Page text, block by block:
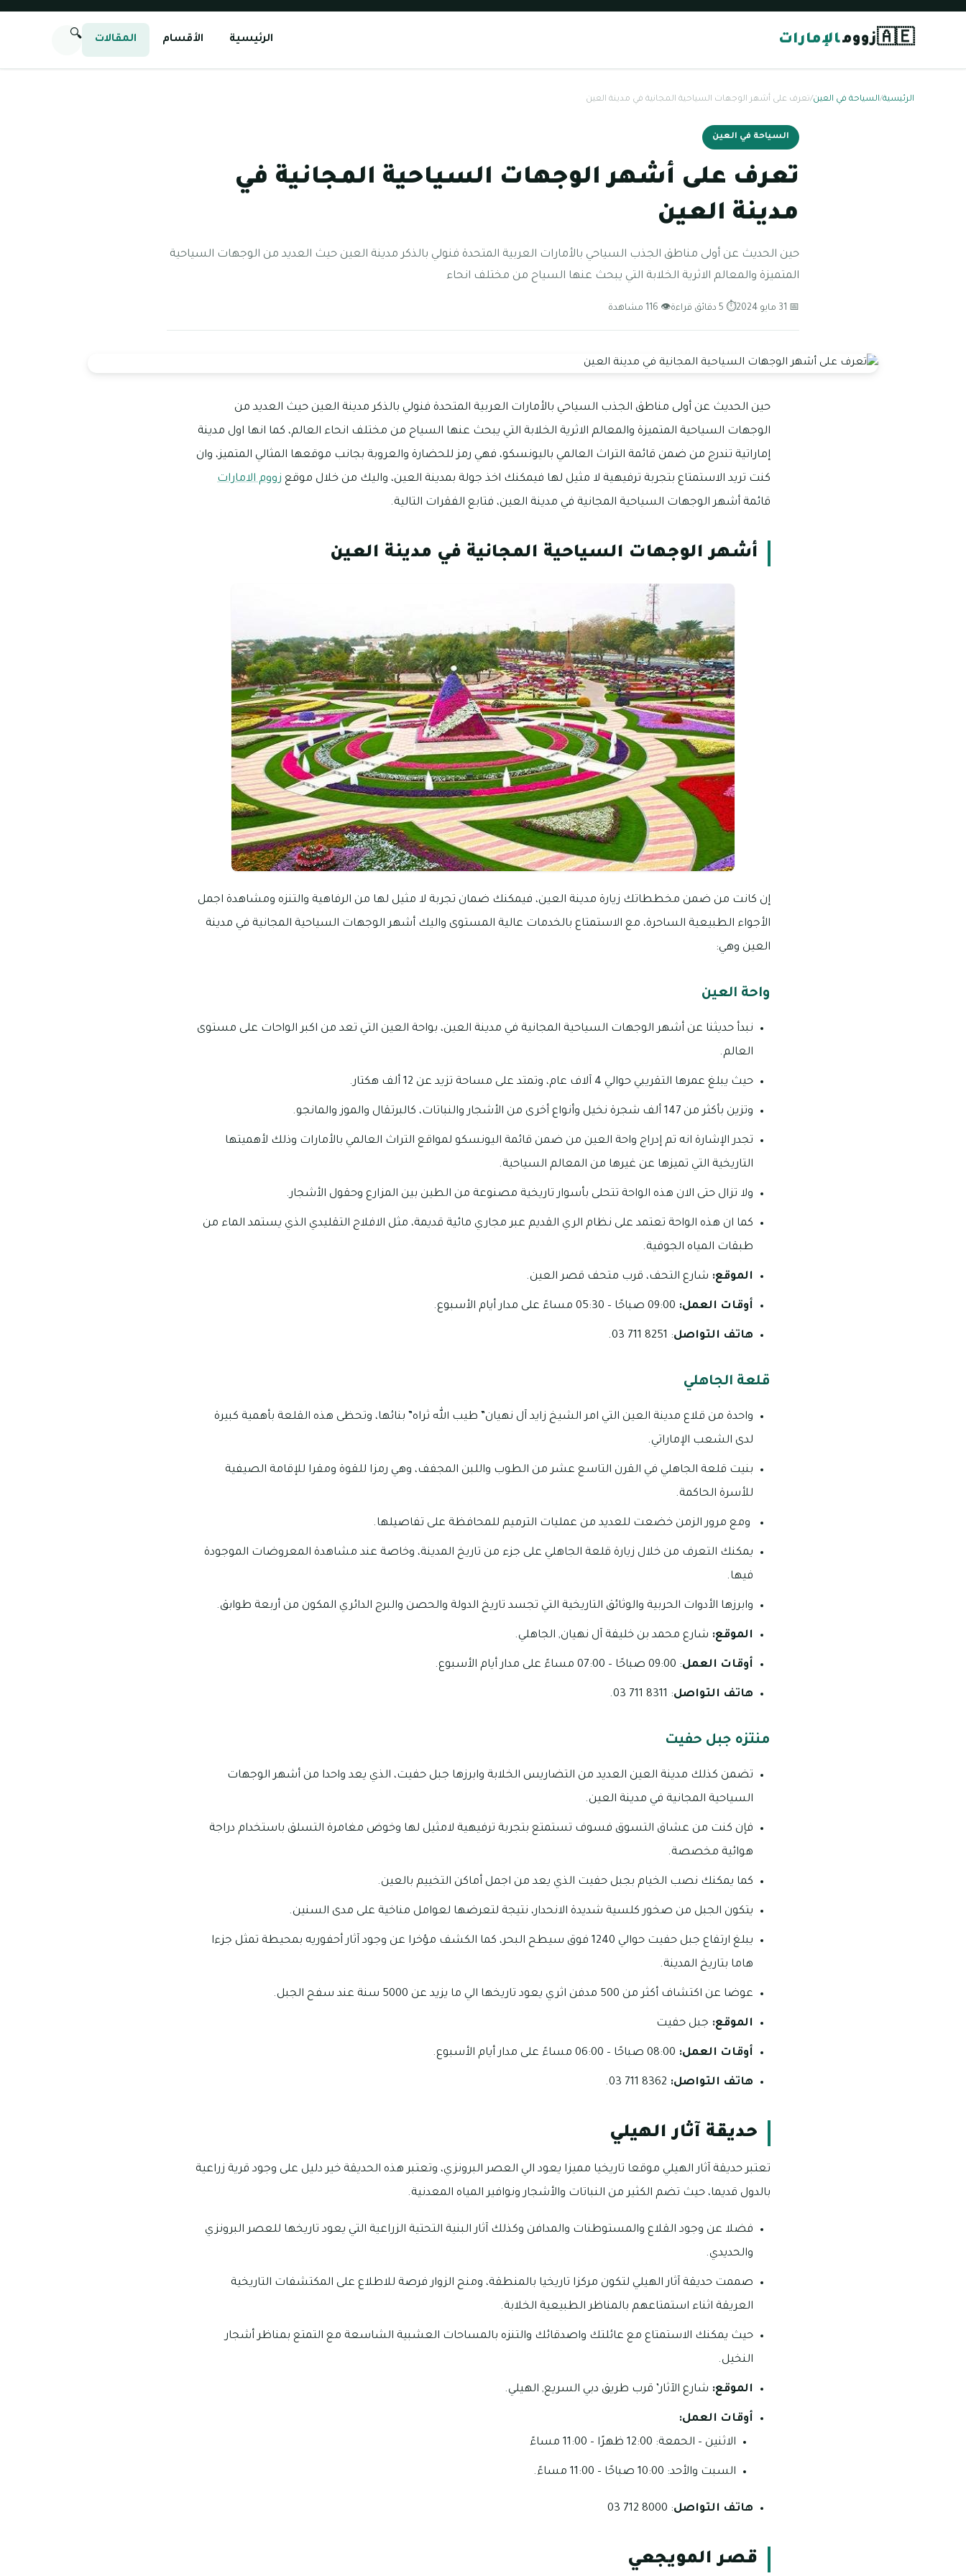
🇦🇪زوومالإمارات الرئيسية الأقسام المقالات 🔍
الرئيسية/السياحة في العين/تعرف على أشهر الوجهات السياحية المجانية في مدينة العين
السياحة في العين
تعرف على أشهر الوجهات السياحية المجانية في
مدينة العين
حين الحديث عن أولى مناطق الجذب السياحي بالأمارات العربية المتحدة فنولي بالذكر مدينة العين حيث العديد من الوجهات السياحية
المتميزة والمعالم الاثرية الخلابة التي يبحث عنها السياح من مختلف انحاء
📅 31 مايو 2024 ⏱ 5 دقائق قراءة 👁 116 مشاهدة
حين الحديث عن أولى مناطق الجذب السياحي بالأمارات العربية المتحدة فنولي بالذكر مدينة العين حيث العديد من
الوجهات السياحية المتميزة والمعالم الاثرية الخلابة التي يبحث عنها السياح من مختلف انحاء العالم، كما انها اول مدينة
إماراتية تندرج من ضمن قائمة التراث العالمي باليونسكو، فهي رمز للحضارة والعروبة بجانب موقعها المثالي المتميز، وان
كنت تريد الاستمتاع بتجربة ترفيهية لا مثيل لها فيمكنك اخذ جولة بمدينة العين، واليك من خلال موقع زووم الامارات
قائمة أشهر الوجهات السياحية المجانية في مدينة العين، فتابع الفقرات التالية.
أشهر الوجهات السياحية المجانية في مدينة العين
إن كانت من ضمن مخططاتك زيارة مدينة العين، فيمكنك ضمان تجربة لا مثيل لها من الرفاهية والتنزه ومشاهدة اجمل
الأجواء الطبيعية الساحرة، مع الاستمتاع بالخدمات عالية المستوى واليك أشهر الوجهات السياحية المجانية في مدينة
العين وهي:
واحة العين
نبدأ حديثنا عن أشهر الوجهات السياحية المجانية في مدينة العين، بواحة العين التي تعد من اكبر الواحات على مستوى
العالم.
حيث يبلغ عمرها التقريبي حوالي 4 آلاف عام، وتمتد على مساحة تزيد عن 12 ألف هكتار.
وتزين بأكثر من 147 ألف شجرة نخيل وأنواع أخرى من الأشجار والنباتات، كالبرتقال والموز والمانجو.
تجدر الإشارة انه تم إدراج واحة العين من ضمن قائمة اليونسكو لمواقع التراث العالمي بالأمارات وذلك لأهميتها
التاريخية التي تميزها عن غيرها من المعالم السياحية.
ولا تزال حتى الان هذه الواحة تتحلى بأسوار تاريخية مصنوعة من الطين بين المزارع وحقول الأشجار.
كما ان هذه الواحة تعتمد على نظام الري القديم عبر مجاري مائية قديمة، مثل الافلاج التقليدي الذي يستمد الماء من
طبقات المياه الجوفية.
الموقع: شارع التحف، قرب متحف قصر العين.
أوقات العمل:
هاتف التواصل: 8251 711 03.
قلعة الجاهلي
واحدة من قلاع مدينة العين التي امر الشيخ زايد آل نهيان” طيب الله ثراه” بنائها، وتحظى هذه القلعة بأهمية كبيرة
لدى الشعب الإماراتي.
بنيت قلعة الجاهلي في القرن التاسع عشر من الطوب واللبن المجفف، وهي رمزا للقوة ومقرا للإقامة الصيفية
للأسرة الحاكمة.
ومع مرور الزمن خضعت للعديد من عمليات الترميم للمحافظة على تفاصيلها.
يمكنك التعرف من خلال زيارة قلعة الجاهلي على جزء من تاريخ المدينة، وخاصة عند مشاهدة المعروضات الموجودة
فيها.
وابرزها الأدوات الحربية والوثائق التاريخية التي تجسد تاريخ الدولة والحصن والبرج الدائري المكون من أربعة طوابق.
الموقع: شارع محمد بن خليفة آل نهيان, الجاهلي.
أوقات العمل: 09:00 صباحًا – 07:00 مساءً على مدار أيام الأسبوع.
هاتف التواصل: 8311 711 03.
منتزه جبل حفيت
تضمن كذلك مدينة العين العديد من التضاريس الخلابة وابرزها جبل حفيت، الذي يعد واحدا من أشهر الوجهات
السياحية المجانية في مدينة العين.
فإن كنت من عشاق التسوق فسوف تستمتع بتجربة ترفيهية لامثيل لها وخوض مغامرة التسلق باستخدام دراجة
هوائية مخصصة.
كما يمكنك نصب الخيام بجبل حفيت الذي يعد من اجمل أماكن التخييم بالعين.
يتكون الجبل من صخور كلسية شديدة الانحدار، نتيجة لتعرضها لعوامل مناخية على مدى السنين.
يبلغ ارتفاع جبل حفيت حوالي 1240 فوق سيطح البحر، كما الكشف مؤخرا عن وجود آثار أحفوريه بمحيطة تمثل جزءا
هاما بتاريخ المدينة.
عوضا عن اكتشاف أكثر من 500 مدفن اثري يعود تاريخها الي ما يزيد عن 5000 سنة عند سفح الجبل.
الموقع: جبل حفيت
أوقات العمل:
هاتف التواصل:
حديقة آثار الهيلي
تعتبر حديقة آثار الهيلي موقعا تاريخيا مميزا يعود الي العصر البرونزي، وتعتبر هذه الحديقة خير دليل على وجود قرية زراعية
بالدول قديما، حيث تضم الكثير من النباتات والأشجار ونوافير المياه المعدنية.
فضلا عن وجود القلاع والمستوطنات والمدافن وكذلك آثار البنية التحتية الزراعية التي يعود تاريخها للعصر البرونزي
والحديدي.
صممت حديقة آثار الهيلي لتكون مركزا تاريخيا بالمنطقة، ومنح الزوار فرصة للاطلاع على المكتشفات التاريخية
العريقة اثناء استمتاعهم بالمناظر الطبيعية الخلابة.
حيث يمكنك الاستمتاع مع عائلتك واصدقائك والتنزه بالمساحات العشبية الشاسعة مع التمتع بمناظر أشجار
النخيل.
الموقع: شارع الآثار’ قرب طريق دبي السريع, الهيلي.
أوقات العمل:
الاثنين – الحمعة: 12:00 ظهرًا – 11:00 مساءً
السبت والأحد: 10:00 صباحًا – 11:00 مساءً.
هاتف التواصل: 8000 712 03
قصر المويجعي